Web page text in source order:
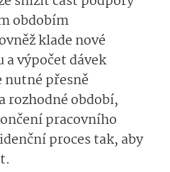
obdobím
klade nové
a výpočet dávek
nutné přesně
období,
pracovního
proces tak, aby